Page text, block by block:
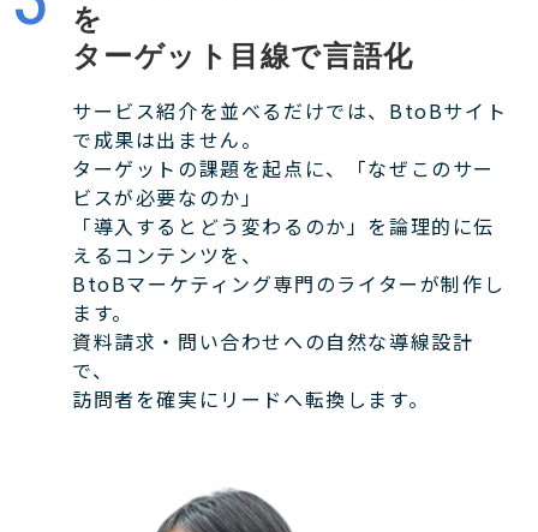
を
ターゲット目線で言語化
サービス紹介を並べるだけでは、BtoBサイト
で成果は出ません。
ターゲットの課題を起点に、「なぜこのサー
ビスが必要なのか」
「導入するとどう変わるのか」を論理的に伝
えるコンテンツを、
BtoBマーケティング専門のライターが制作し
ます。
資料請求・問い合わせへの自然な導線設計
で、
訪問者を確実にリードへ転換します。